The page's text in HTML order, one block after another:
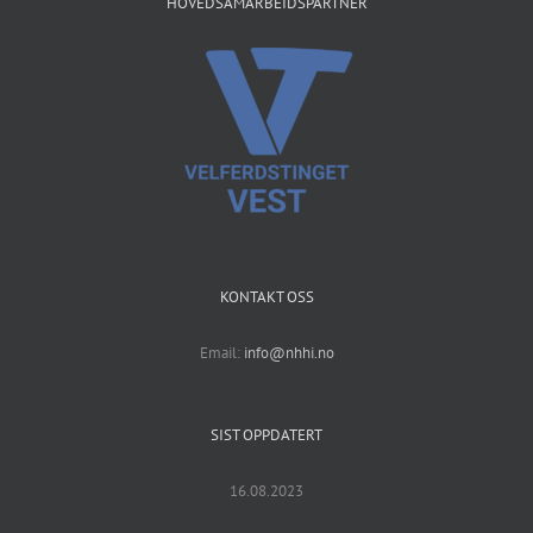
KONTAKT OSS
Email: info@nhhi.no
SIST OPPDATERT
16.08.2023